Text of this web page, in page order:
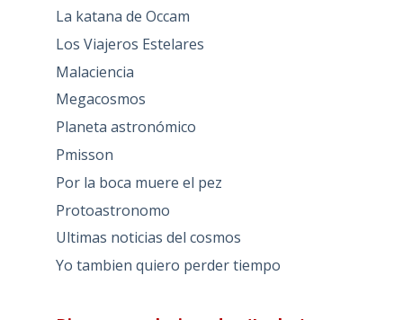
La katana de Occam
Los Viajeros Estelares
Malaciencia
Megacosmos
Planeta astronómico
Pmisson
Por la boca muere el pez
Protoastronomo
Ultimas noticias del cosmos
Yo tambien quiero perder tiempo